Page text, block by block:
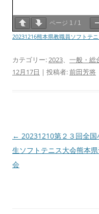
ページ 1 / 1
20231216熊本県教職員ソフトテ
カテゴリー: 2023 一般・総
12月17日 | 投稿者:前田芳将
投
稿
ナ
← 20231210第２３回全国
生ソフトテニス大会熊本
会